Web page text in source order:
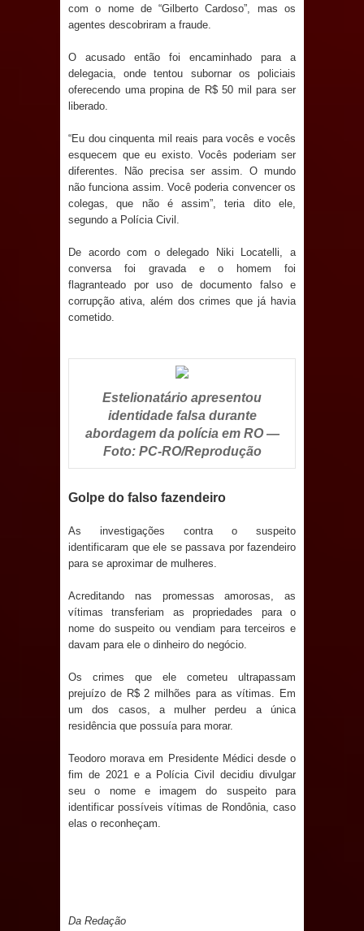
Confira!
campanha Julho Neon com ações de
Caldas Brandão: gestão municipal
antecipa pagamento do mês de julho
e aquece economia para Festa de
Santana
Saúde Bucal: Mais de 470 próteses
Prefeitura de Sapé em 2026
Caldas Brandão: Tradicional Festa de
Santana 2026 será neste sábado (25)
e deve atrair grande público
Nota de pesar: Câmara de Marí
lamenta a morte da ex-vereadora
Neta do Sindicato
Prefeito Major Sidnei busca em
Brasília recursos para nova Casa de
Denise Ribeiro toma posse no
Diretório Nacional do PDT durante
Dois Gigantes da Poesia Paraibana
com o nome de “Gilberto Cardoso”, mas os
agentes descobriram a fraude.
O acusado então foi encaminhado para a
delegacia, onde tentou subornar os policiais
oferecendo uma propina de R$ 50 mil para ser
liberado.
“Eu dou cinquenta mil reais para vocês e vocês
esquecem que eu existo. Vocês poderiam ser
diferentes. Não precisa ser assim. O mundo
não funciona assim. Você poderia convencer os
colegas, que não é assim”, teria dito ele,
segundo a Polícia Civil.
De acordo com o delegado Niki Locatelli, a
conversa foi gravada e o homem foi
flagranteado por uso de documento falso e
corrupção ativa, além dos crimes que já havia
cometido.
Estelionatário apresentou
identidade falsa durante
abordagem da polícia em RO —
Foto: PC-RO/Reprodução
Golpe do falso fazendeiro
As investigações contra o suspeito
identificaram que ele se passava por fazendeiro
para se aproximar de mulheres.
Acreditando nas promessas amorosas, as
vítimas transferiam as propriedades para o
nome do suspeito ou vendiam para terceiros e
davam para ele o dinheiro do negócio.
Os crimes que ele cometeu ultrapassam
prejuízo de R$ 2 milhões para as vítimas. Em
um dos casos, a mulher perdeu a única
residência que possuía para morar.
Teodoro morava em Presidente Médici desde o
fim de 2021 e a Polícia Civil decidiu divulgar
seu o nome e imagem do suspeito para
identificar possíveis vítimas de Rondônia, caso
elas o reconheçam.
Da Redação